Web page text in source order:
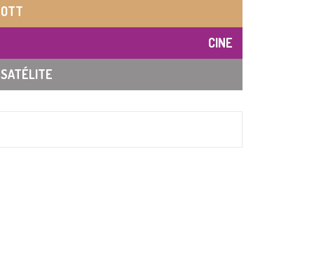
OTT
CINE
SATÉLITE